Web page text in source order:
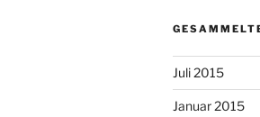
Juli 2015
Januar 2015